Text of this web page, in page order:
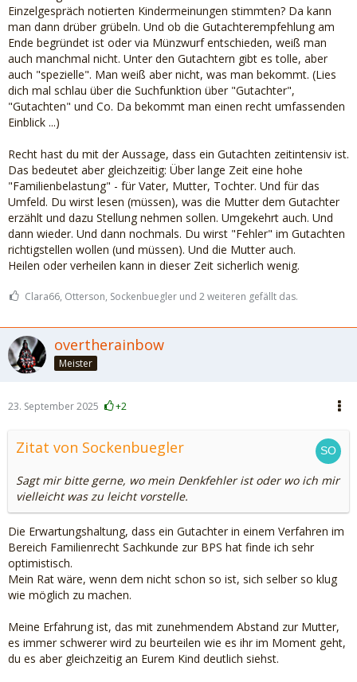
Einzelgespräch notierten Kindermeinungen stimmten? Da kann
man dann drüber grübeln. Und ob die Gutachterempfehlung am
Ende begründet ist oder via Münzwurf entschieden, weiß man
auch manchmal nicht. Unter den Gutachtern gibt es tolle, aber
auch "spezielle". Man weiß aber nicht, was man bekommt. (Lies
dich mal schlau über die Suchfunktion über "Gutachter",
"Gutachten" und Co. Da bekommt man einen recht umfassenden
Einblick ...)
Recht hast du mit der Aussage, dass ein Gutachten zeitintensiv ist.
Das bedeutet aber gleichzeitig: Über lange Zeit eine hohe
"Familienbelastung" - für Vater, Mutter, Tochter. Und für das
Umfeld. Du wirst lesen (müssen), was die Mutter dem Gutachter
erzählt und dazu Stellung nehmen sollen. Umgekehrt auch. Und
dann wieder. Und dann nochmals. Du wirst "Fehler" im Gutachten
richtigstellen wollen (und müssen). Und die Mutter auch.
Heilen oder verheilen kann in dieser Zeit sicherlich wenig.
Clara66, Otterson, Sockenbuegler und 2 weiteren gefällt das.
overtherainbow
Meister
23. September 2025 +2
Zitat von Sockenbuegler
Sagt mir bitte gerne, wo mein Denkfehler ist oder wo ich mir
vielleicht was zu leicht vorstelle.
Die Erwartungshaltung, dass ein Gutachter in einem Verfahren im
Bereich Familienrecht Sachkunde zur BPS hat finde ich sehr
optimistisch.
Mein Rat wäre, wenn dem nicht schon so ist, sich selber so klug
wie möglich zu machen.
Meine Erfahrung ist, das mit zunehmendem Abstand zur Mutter,
es immer schwerer wird zu beurteilen wie es ihr im Moment geht,
du es aber gleichzeitig an Eurem Kind deutlich siehst.